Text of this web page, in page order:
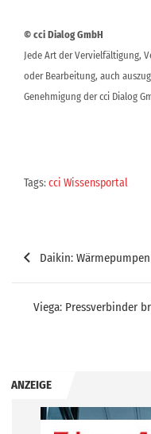
© cci Dialog GmbH
Jede Art der Vervielfältigung,
oder Bearbeitung, auch
Genehmigung der cci Dialog
Tags:cci Wissensportal
Beitragsnavigation
Daikin:
Viega: Pressverbinder
ANZEIGE